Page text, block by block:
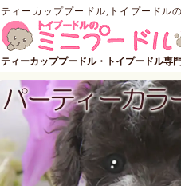
ティーカッププードル・トイプードル専
ティーカッププードル,トイプードル